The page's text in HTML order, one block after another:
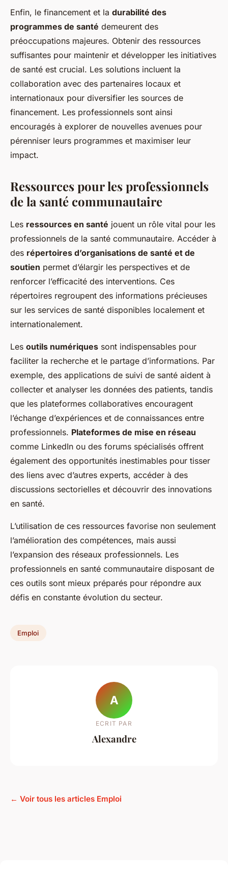
Enfin, le financement et la durabilité des
programmes de santé demeurent des
préoccupations majeures. Obtenir des ressources
suffisantes pour maintenir et développer les initiatives
de santé est crucial. Les solutions incluent la
collaboration avec des partenaires locaux et
internationaux pour diversifier les sources de
financement. Les professionnels sont ainsi
encouragés à explorer de nouvelles avenues pour
pérenniser leurs programmes et maximiser leur
impact.
Ressources pour les professionnels
de la santé communautaire
Les ressources en santé jouent un rôle vital pour les
professionnels de la santé communautaire. Accéder à
des répertoires d’organisations de santé et de
soutien permet d’élargir les perspectives et de
renforcer l’efficacité des interventions. Ces
répertoires regroupent des informations précieuses
sur les services de santé disponibles localement et
internationalement.
Les outils numériques sont indispensables pour
faciliter la recherche et le partage d’informations. Par
exemple, des applications de suivi de santé aident à
collecter et analyser les données des patients, tandis
que les plateformes collaboratives encouragent
l’échange d’expériences et de connaissances entre
professionnels. Plateformes de mise en réseau
comme LinkedIn ou des forums spécialisés offrent
également des opportunités inestimables pour tisser
des liens avec d’autres experts, accéder à des
discussions sectorielles et découvrir des innovations
en santé.
L’utilisation de ces ressources favorise non seulement
l’amélioration des compétences, mais aussi
l’expansion des réseaux professionnels. Les
professionnels en santé communautaire disposant de
ces outils sont mieux préparés pour répondre aux
défis en constante évolution du secteur.
Emploi
A
ECRIT PAR
Alexandre
← Voir tous les articles Emploi